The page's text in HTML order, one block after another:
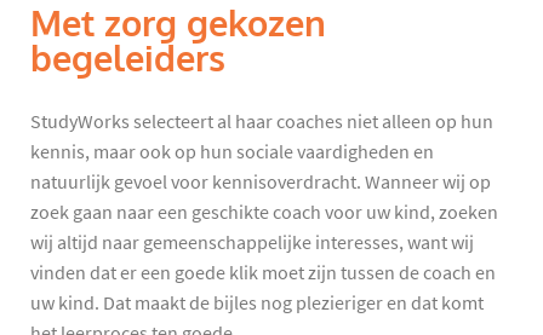
Met zorg gekozen
begeleiders
StudyWorks selecteert al haar coaches niet alleen op hun
kennis, maar ook op hun sociale vaardigheden en
natuurlijk gevoel voor kennisoverdracht. Wanneer wij op
zoek gaan naar een geschikte coach voor uw kind, zoeken
wij altijd naar gemeenschappelijke interesses, want wij
vinden dat er een goede klik moet zijn tussen de coach en
uw kind. Dat maakt de bijles nog plezieriger en dat komt